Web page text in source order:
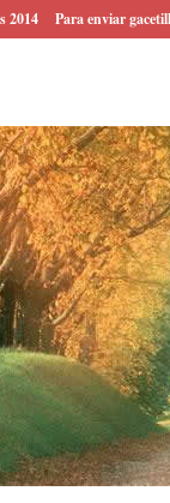
2014 Para enviar